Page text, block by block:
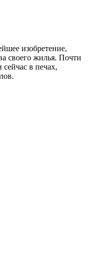
изобретение,
своего жилья. Почти
в печах,